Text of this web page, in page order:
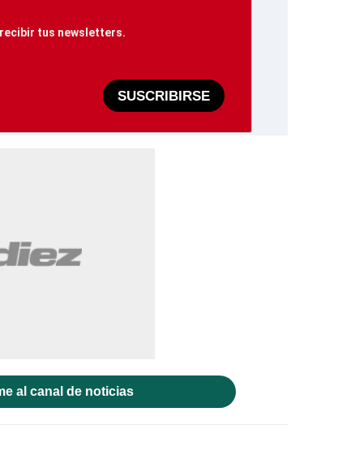
tus newsletters.
SUSCRIBIRSE
al canal de noticias